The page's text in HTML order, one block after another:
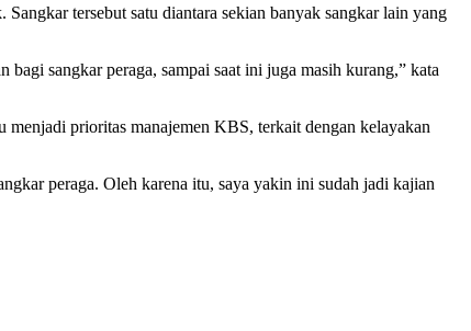
tersebut satu diantara sekian banyak sangkar lain yang
sangkar peraga, sampai saat ini juga masih kurang,” kata
menjadi prioritas manajemen KBS, terkait dengan kelayakan
peraga. Oleh karena itu, saya yakin ini sudah jadi kajian